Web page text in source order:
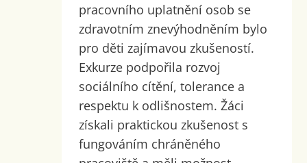
pracovního uplatnění osob se
zdravotním znevýhodněním bylo
pro děti zajímavou zkušeností.
Exkurze podpořila rozvoj
sociálního cítění, tolerance a
respektu k odlišnostem. Žáci
získali praktickou zkušenost s
fungováním chráněného